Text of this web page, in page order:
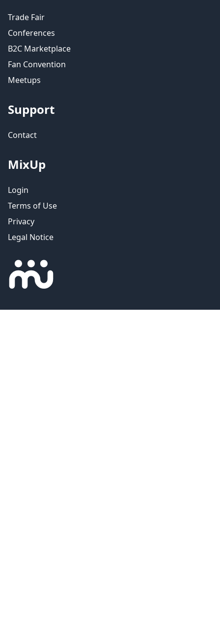
Trade Fair
Conferences
B2C Marketplace
Fan Convention
Meetups
Support
Contact
MixUp
Login
Terms of Use
Privacy
Legal Notice